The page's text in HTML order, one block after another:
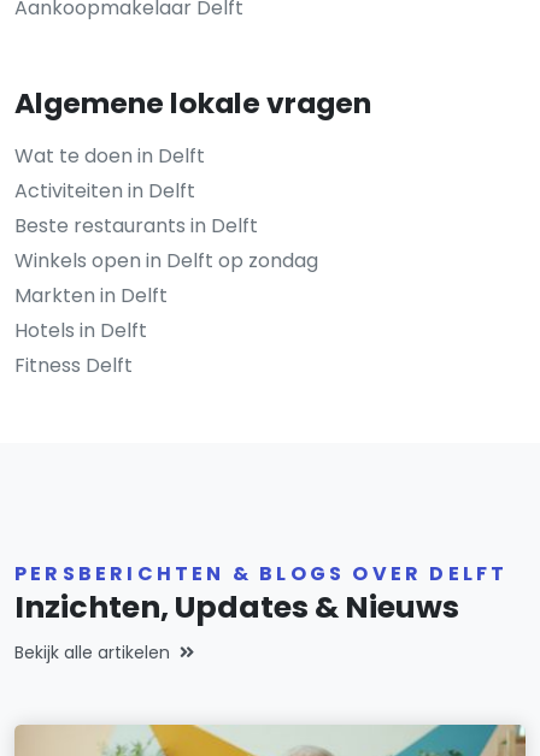
Aankoopmakelaar Delft
Algemene lokale vragen
Wat te doen in Delft
Activiteiten in Delft
Beste restaurants in Delft
Winkels open in Delft op zondag
Markten in Delft
Hotels in Delft
Fitness Delft
PERSBERICHTEN & BLOGS OVER DELFT
Inzichten, Updates & Nieuws
Bekijk alle artikelen